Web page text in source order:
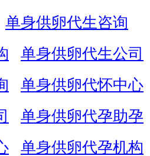
单身供卵代生咨询
单身供卵代生公司
单身供卵代怀中心
单身供卵代孕助孕
单身供卵代孕机构